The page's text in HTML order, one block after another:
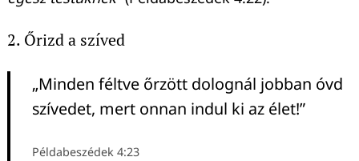
2. Őrizd a szíved
„Minden féltve őrzött dolognál jobban óvd
szívedet, mert onnan indul ki az élet!”
Példabeszédek 4:23